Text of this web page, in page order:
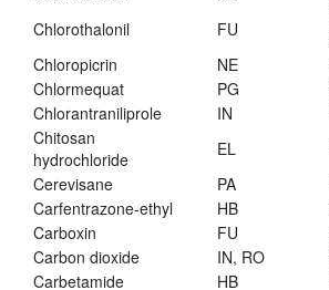
Chlorothalonil
FU
Chloropicrin
NE
Chlormequat
PG
Chlorantraniliprole
IN
Chitosan
hydrochloride
EL
Cerevisane
PA
Carfentrazone-ethyl
HB
Carboxin
FU
Carbon dioxide
IN, RO
Carbetamide
HB